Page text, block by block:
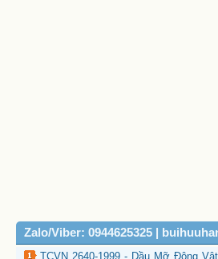
Zalo/Viber: 0944625325 |
TCVN 2640-1999 - Dầu Mỡ Động